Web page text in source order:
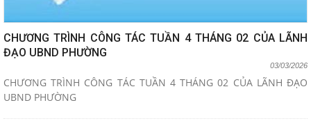
CHƯƠNG TRÌNH CÔNG TÁC TUẦN 4 THÁNG 02 CỦA LÃNH
ĐẠO UBND PHƯỜNG
03/03/2026
CHƯƠNG TRÌNH CÔNG TÁC TUẦN 4 THÁNG 02 CỦA LÃNH ĐẠO
UBND PHƯỜNG